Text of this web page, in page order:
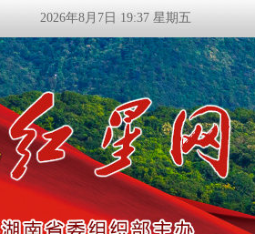
2026年8月7日 19:37 星期五